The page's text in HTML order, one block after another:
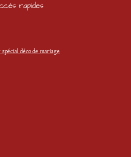
rapides
déco de mariage